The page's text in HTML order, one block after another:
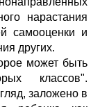
нарастания
самооценки и
других.
может быть
классов".
заложено в